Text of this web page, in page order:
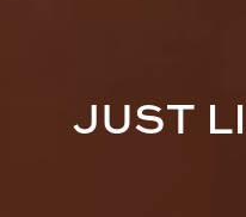
JUST L